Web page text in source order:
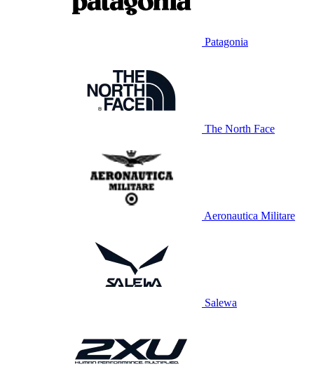
Patagonia
The North Face
Aeronautica Militare
Salewa